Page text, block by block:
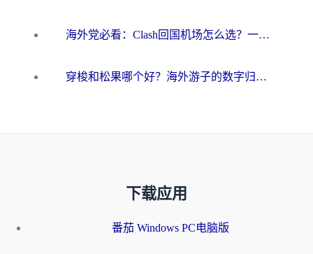
海外党必看：Clash回国机场怎么选？一篇搞定无缝访问国内资源的全攻略
穿梭和松果哪个好？海外游子的数字归乡路，到底该怎么选
下载应用
番茄 Windows PC电脑版